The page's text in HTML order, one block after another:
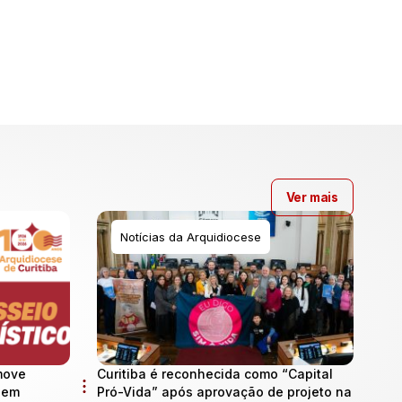
Notícias da Arquidiocese
Curitiba é reconhecida como “Capital
Pró-Vida” após aprovação de projeto na
Ver mais